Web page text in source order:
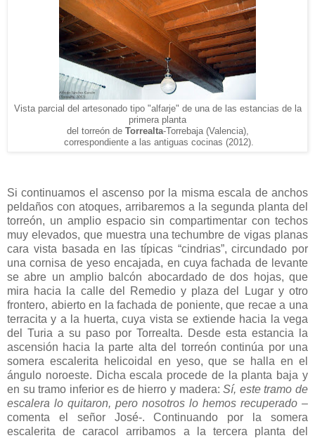
Vista parcial del artesonado tipo "alfarje" de una de las estancias de la
primera planta
del torreón de Torrealta-Torrebaja (Valencia),
correspondiente a las antiguas cocinas (2012).
Si continuamos el ascenso por la misma escala de anchos
peldaños con atoques, arribaremos a la segunda planta del
torreón, un amplio espacio sin compartimentar con techos
muy elevados, que muestra una techumbre de vigas planas
cara vista basada en las típicas “cindrias”, circundado por
una cornisa de yeso encajada, en cuya fachada de levante
se abre un amplio balcón abocardado de dos hojas, que
mira hacia la calle del Remedio y plaza del Lugar y otro
frontero, abierto en la fachada de poniente, que recae a una
terracita y a la huerta, cuya vista se extiende hacia la vega
del Turia a su paso por Torrealta. Desde esta estancia la
ascensión hacia la parte alta del torreón continúa por una
somera escalerita helicoidal en yeso, que se halla en el
ángulo noroeste. Dicha escala procede de la planta baja y
en su tramo inferior es de hierro y madera:Sí, este tramo de
escalera lo quitaron, pero nosotros lo hemos recuperado –
comenta el señor José-. Continuando por la somera
escalerita de caracol arribamos a la tercera planta del